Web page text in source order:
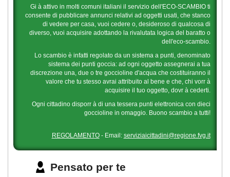
Gi à attivo in molti comuni italiani il servizio dell'ECO-SCAMBIO ti
consente di pubblicare annunci relativi ad oggetti usati, che stanco
di vedere per casa, vuoi cedere o, desideroso di qualcosa di
diverso, vuoi acquisire adottando la rivalutata logica del baratto o
dell'eco-scambio.
Lo scambio è infatti regolato da un sistema a punti, denominato
sistema dei punti goccia: ad ogni oggetto assegnerai a tua
discrezione una, due o tre goccioline d'acqua che costituiranno il
valore che tu stesso avrai attribuito al bene e che, chi vorr à
acquisire il tuo oggetto, dovr à cederti.
Ogni cittadino disporr à di una tessera punti elettronica con dieci
goccioline in omaggio. Buono scambio a tutti!
REGOLAMENTO- Email: serviziaicittadini@regione.fvg.it
Pensato per te